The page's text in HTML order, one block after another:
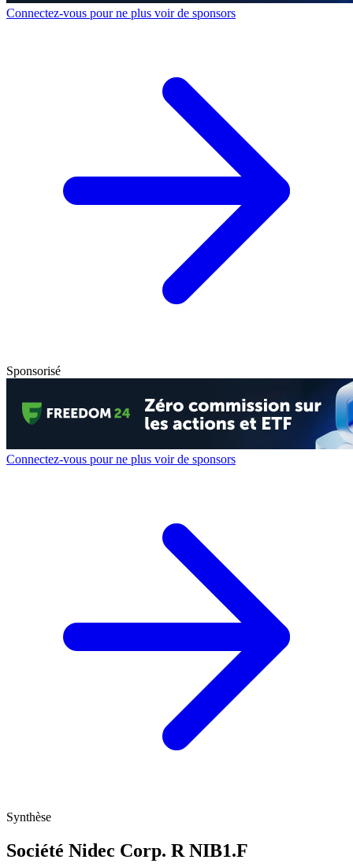
Connectez-vous pour ne plus voir de sponsors
Sponsorisé
Connectez-vous pour ne plus voir de sponsors
Synthèse
Société Nidec Corp. R NIB1.F